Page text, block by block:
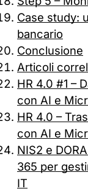
Case study:
bancario
Conclusione
Articoli
HR 4.0 #1 –
con AI e
HR 4.0 –
con AI e
NIS2 e
365 per
IT